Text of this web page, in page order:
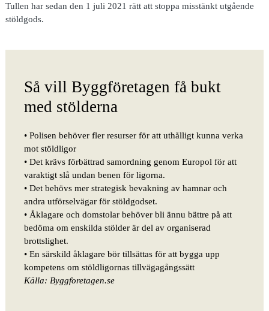
Tullen har sedan den 1 juli 2021 rätt att stoppa misstänkt utgående
stöldgods.
Så vill Byggföretagen få bukt
med stölderna
• Polisen behöver flerresurser för att uthålligt kunna verka
mot stöldligor
• Det krävs förbättrad samordning genom Europol för att
varaktigt slå undan benen för ligorna.
• Det behövs merstrategisk bevakning av hamnar och
andra utförselvägar för stöldgodset.
• Åklagare och domstolarbehöver bli ännu bättre på att
bedöma om enskilda stölder är del av organiserad
brottslighet.
• En särskild åklagare bör tillsättas för att bygga upp
kompetens om stöldligornas tillvägagångssätt
Källa: Byggforetagen.se